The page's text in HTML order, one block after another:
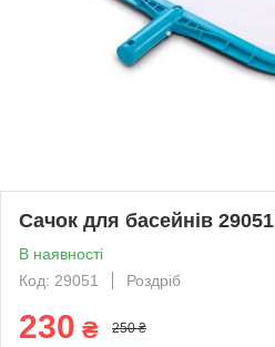
Сачок для басейнів 29051
В наявності
Код: 29051
Роздріб
230 ₴ 250 ₴